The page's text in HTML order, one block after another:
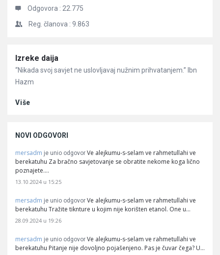
Odgovora : 22.775
Reg. članova : 9.863
Članci
Izreke daija
“Nikada svoj savjet ne uslovljavaj nužnim prihvatanjem.” Ibn
Hazm
Više
NOVI ODGOVORI
mersadm je unio odgovor Ve alejkumu-s-selam ve rahmetullahi ve
berekatuhu Za bračno savjetovanje se obratite nekome koga lično
poznajete.…
13.10.2024 u 15:25
mersadm je unio odgovor Ve alejkumu-s-selam ve rahmetullahi ve
berekatuhu Tražite tiknture u kojim nije korišten etanol. One u…
28.09.2024 u 19:26
mersadm je unio odgovor Ve alejkumu-s-selam ve rahmetullahi ve
berekatuhu Pitanje nije dovoljno pojašenjeno. Pas je čuvar čega? U…